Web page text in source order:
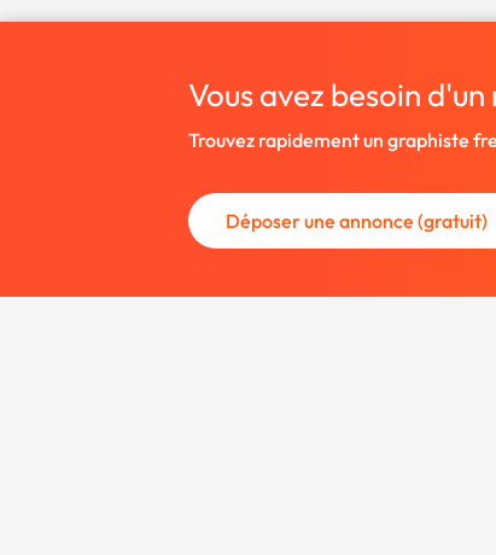
Vous avez besoin
Trouvez rapidement un graphiste
Déposer une annonce (gratuit)